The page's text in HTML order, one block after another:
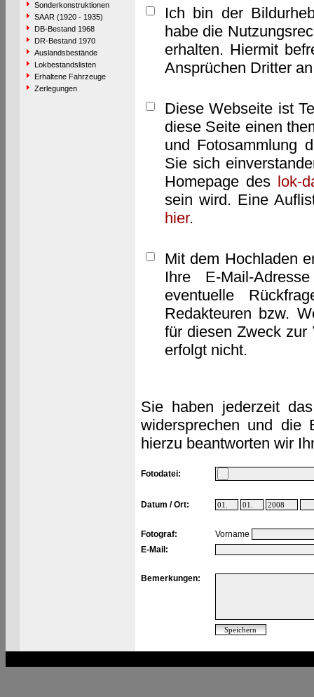
Sonderkonstruktionen
SAAR (1920 - 1935)
DB-Bestand 1968
DR-Bestand 1970
Auslandsbestände
Lokbestandslisten
Erhaltene Fahrzeuge
Zerlegungen
Ich bin der
habe die
erhalten. Hiermit
Ansprüchen Dritter
Diese Webseite ist
diese Seite einen
und Fotosammlung
Sie sich
Homepage des lok-
sein wird. Eine
hier.
Mit dem Hochladen
Ihre E-Mail-
eventuelle
Redakteuren bzw.
für diesen Zweck zur
erfolgt nicht.
Sie haben jederzeit
widersprechen und die
hierzu beantworten wir
Fotodatei:
Datum / Ort:
Fotograf:
Vorname
E-Mail:
Bemerkungen: